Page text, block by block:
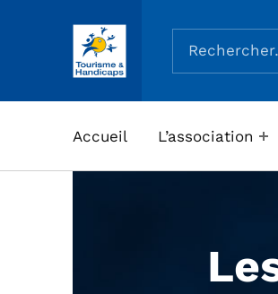
ASSOCIATION TOURISME ET HANDICAPS
Rechercher :
Accueil L’association